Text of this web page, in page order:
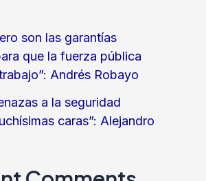
son las garantías
que la fuerza pública
Andrés Robayo
a la seguridad
caras”: Alejandro